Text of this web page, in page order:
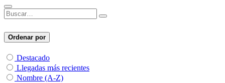
Ordenar por
Destacado
Llegadas más recientes
Nombre (A-Z)